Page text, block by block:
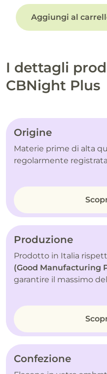
Aggiungi al
I dettagli
CBNight Plus
Origine
Materie prime di alta
regolarmente
Produzione
Prodotto in Italia
(Good Manufacturing
garantire il massimo
Confezione